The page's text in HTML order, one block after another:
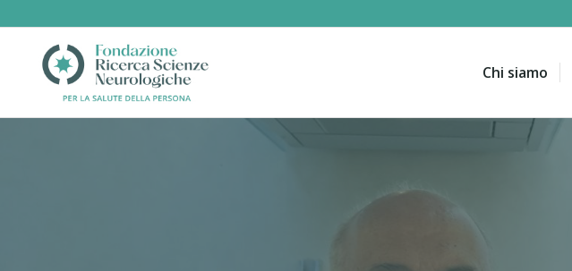
Chi siamo